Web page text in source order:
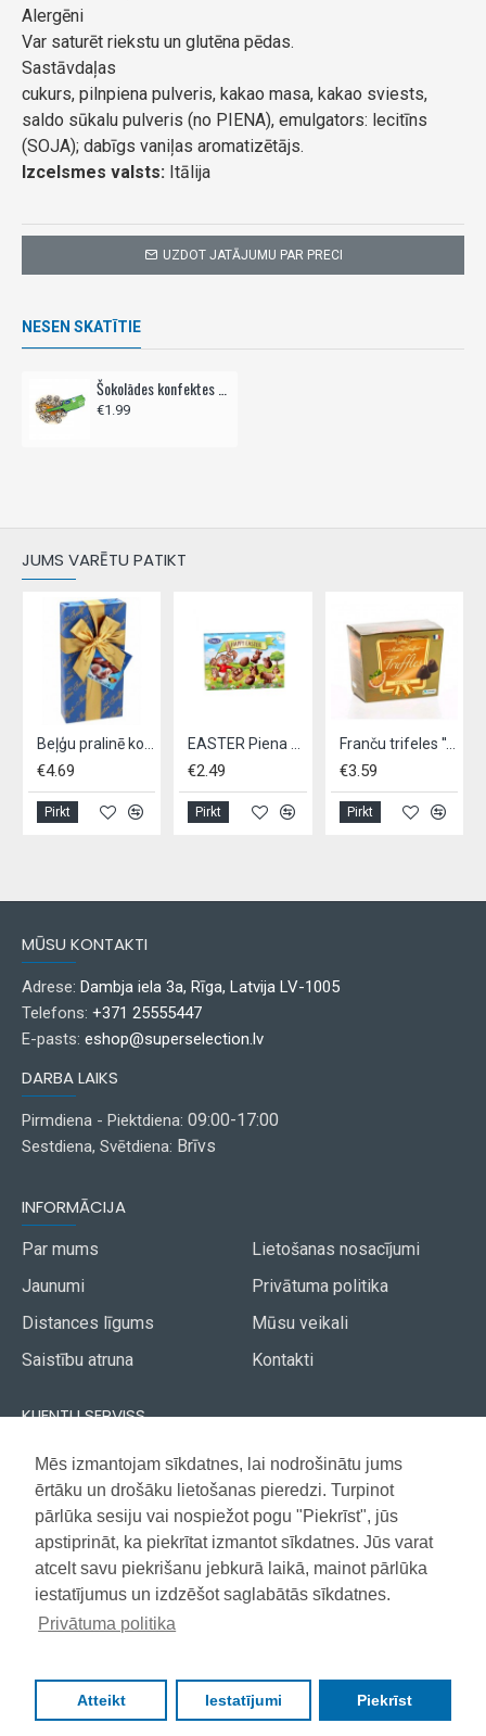
Mēs izmantojam sīkdatnes, lai nodrošinātu jums
ērtāku un drošāku lietošanas pieredzi. Turpinot
pārlūka sesiju vai nospiežot pogu "Piekrīst", jūs
apstiprināt, ka piekrītat izmantot sīkdatnes. Jūs varat
atcelt savu piekrišanu jebkurā laikā, mainot pārlūka
iestatījumus un izdzēšot saglabātās sīkdatnes.
Privātuma politika
Atteikt Iestatījumi Piekrīst
UZDOT JATĀJUMU PAR PRECI
Alergēni
Var saturēt riekstu un glutēna pēdas.
Sastāvdaļas
cukurs, pilnpiena pulveris, kakao masa, kakao sviests,
saldo sūkalu pulveris (no PIENA), emulgators: lecitīns
(SOJA); dabīgs vaniļas aromatizētājs.
Izcelsmes valsts: Itālija
NESEN SKATĪTIE
€1.99
JUMS VARĒTU PATIKT
€4.69
Pirkt
€2.49
Pirkt
Franču trifeles ''Apelsīnu'', 200gr
€3.59
Pirkt
MŪSU KONTAKTI
Adrese: Dambja iela 3a, Rīga, Latvija LV-1005
Telefons: +371 25555447
E-pasts: eshop@superselection.lv
DARBA LAIKS
Pirmdiena - Piektdiena: 09:00-17:00
Sestdiena, Svētdiena: Brīvs
INFORMĀCIJA
Par mums
Jaunumi
Distances līgums
Saistību atruna
Lietošanas nosacījumi
Privātuma politika
Mūsu veikali
Kontakti
KLIENTU SERVISS
Piegāde
Apmaksa
Garantija
Akcijas avīze
Vietnes karte
Copyright © 2021, Super Selection, Visas tiesības aizsargātas